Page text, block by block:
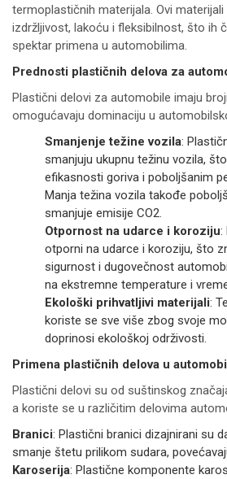
termoplastičnih materijala. Ovi materijali
izdržljivost, lakoću i fleksibilnost, što ih
spektar primena u automobilima.
Prednosti plastičnih delova za
Plastični delovi za automobile imaju
omogućavaju dominaciju u
Smanjenje težine vozila:
smanjuju ukupnu težinu vozila,
efikasnosti goriva i poboljšanim
Manja težina vozila takođe
smanjuje emisije CO2.
Otpornost na udarce i koroziju:
otporni na udarce i koroziju, što
sigurnost i dugovečnost
na ekstremne temperature i
Ekološki prihvatljivi materijali:
koriste se sve više zbog svoje
doprinosi ekološkoj održivosti.
Primena plastičnih delova u
Plastični delovi su od suštinskog
a koriste se u različitim delovima
Branici: Plastični branici dizajnirani su
smanje štetu prilikom sudara,
Karoserija: Plastične komponente